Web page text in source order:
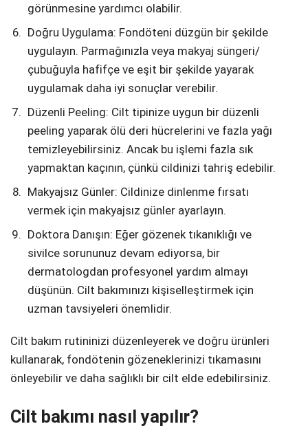
görünmesine yardımcı olabilir.
Doğru Uygulama: Fondöteni düzgün bir şekilde
uygulayın. Parmağınızla veya makyaj süngeri/
çubuğuyla hafifçe ve eşit bir şekilde yayarak
uygulamak daha iyi sonuçlar verebilir.
Düzenli Peeling: Cilt tipinize uygun bir düzenli
peeling yaparak ölü deri hücrelerini ve fazla yağı
temizleyebilirsiniz. Ancak bu işlemi fazla sık
yapmaktan kaçının, çünkü cildinizi tahriş edebilir.
Makyajsız Günler: Cildinize dinlenme fırsatı
vermek için makyajsız günler ayarlayın.
Doktora Danışın: Eğer gözenek tıkanıklığı ve
sivilce sorununuz devam ediyorsa, bir
dermatologdan profesyonel yardım almayı
düşünün. Cilt bakımınızı kişiselleştirmek için
uzman tavsiyeleri önemlidir.
Cilt bakım rutininizi düzenleyerek ve doğru ürünleri
kullanarak, fondötenin gözeneklerinizi tıkamasını
önleyebilir ve daha sağlıklı bir cilt elde edebilirsiniz.
Cilt bakımı nasıl yapılır?